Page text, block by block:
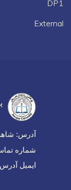
DP1
External
آدرس:
شماره تماس: 957 894
ایمیل